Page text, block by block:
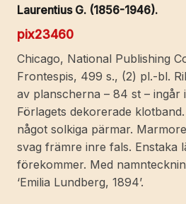
Laurentius G. (1856-1946).
pix23460
Chicago, National Publishing
Frontespis, 499 s., (2) pl.-bl.
av planscherna – 84 st – ingår
Förlagets dekorerade
något solkiga pärmar.
svag främre inre fals. Enstaka
förekommer. Med
‘Emilia Lundberg, 1894’.